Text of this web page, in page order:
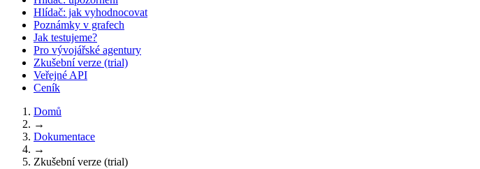
Hlídač: jak vyhodnocovat
Poznámky v grafech
Jak testujeme?
Pro vývojářské agentury
Zkušební verze (trial)
Veřejné API
Ceník
Domů
→
Dokumentace
→
Zkušební verze (trial)